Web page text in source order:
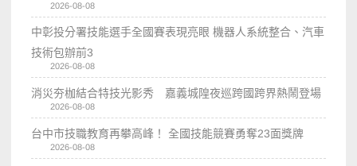
2026-08-08
中彰投分署技能選手全國賽表現亮眼 機器人系統整合、汽車
技術包辦前3
2026-08-08
消災夯枷結合特技光影秀 嘉義城隍夜巡跨國跨界熱鬧登場
2026-08-08
台中市技職教育再攀高峰！ 全國技能競賽勇奪23面獎牌
2026-08-08